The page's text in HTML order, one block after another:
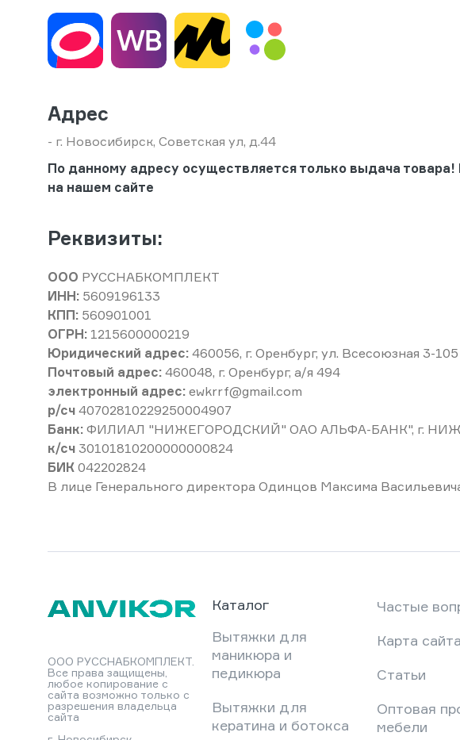
Адрес
- г. Новосибирск, Советская ул, д.44
По данному адресу осуществляется только выдача
на нашем сайте
Реквизиты:
ООО РУССНАБКОМПЛЕКТ
ИНН: 5609196133
КПП: 560901001
ОГРН: 1215600000219
Юридический адрес: 460056, г. Оренбург, ул. Всесоюзная 3-105
Почтовый адрес: 460048, г. Оренбург, а/я 494
электронный адрес: ewkrrf@gmail.com
р/сч 40702810229250004907
Банк: ФИЛИАЛ "НИЖЕГОРОДСКИЙ" ОАО АЛЬФА-БАНК", г.
к/сч 30101810200000000824
БИК 042202824
В лице Генерального директора Одинцов Максима
ООО РУССНАБКОМПЛЕКТ.
Все права защищены,
любое копирование с
сайта возможно только с
разрешения владельца
сайта
Каталог
Вытяжки для
маникюра и
педикюра
Вытяжки для
кератина и ботокса
Частые
Карта сайта
Статьи
Оптовая
мебели